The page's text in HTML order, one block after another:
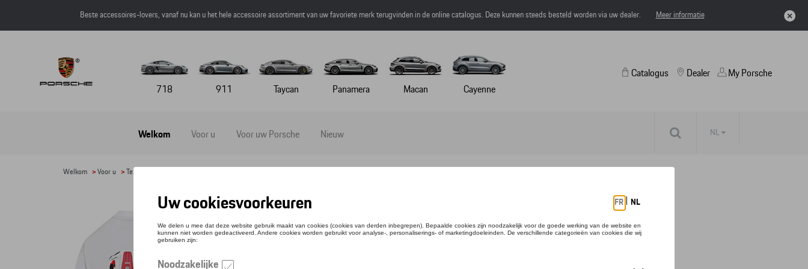
Beste accessoires-lovers, vanaf nu kan u het hele accessoire assortiment van uw favoriete merk terugvinden in de online catalogus. Deze kunnen steeds besteld worden via uw dealer. Meer informatie
718 911 Taycan Panamera Macan Cayenne
Catalogus
Welkom Voor u Voor uw Porsche Nieuw
Dealer My Porsche
NL
Welkom >Voor u >Textiel
T-SHIRT PENSKE - MOTORSPORT - XL
Referentie: WAP1920XL0PPMS